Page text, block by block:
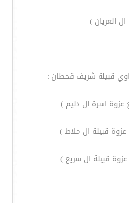
ال العريان )
قبيلة شريف قحطان :
عزوة اسرة ال دليم )
قبيلة ال ملاط )
قبيلة ال سريع )